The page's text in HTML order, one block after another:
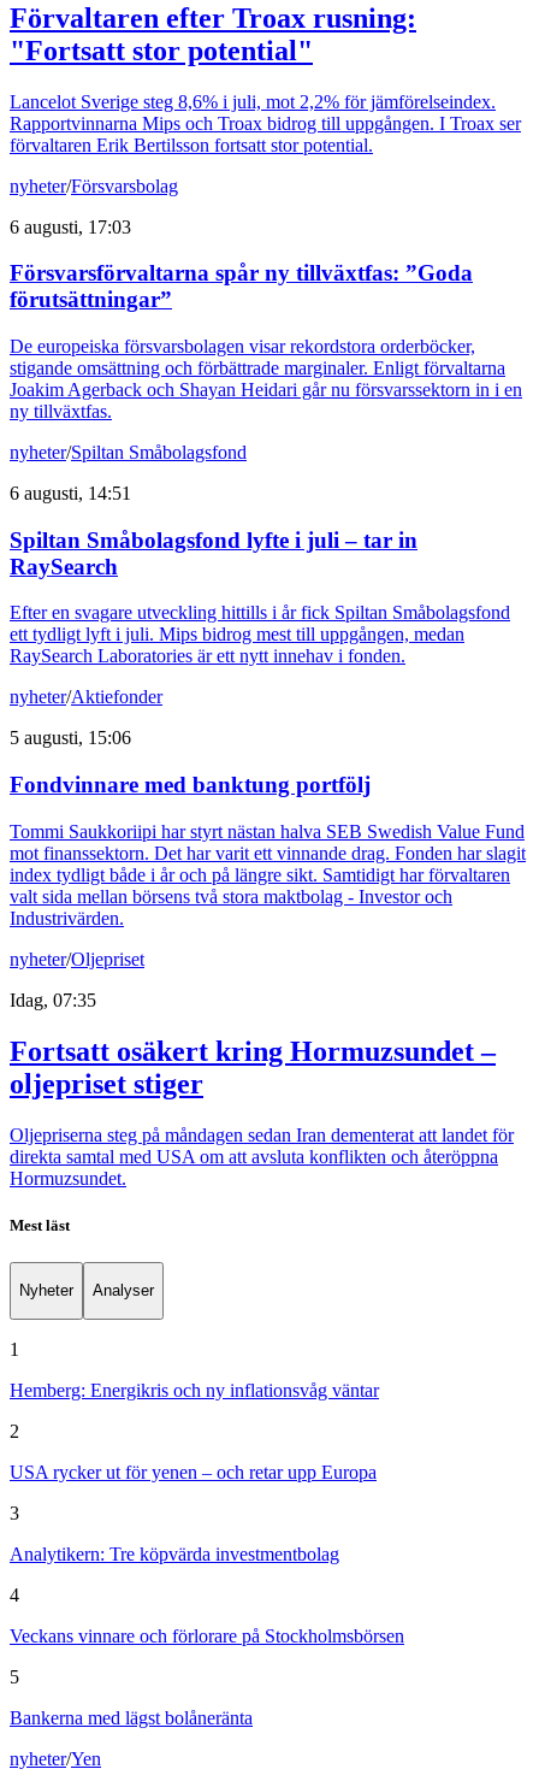
Förvaltaren efter Troax rusning:
"Fortsatt stor potential"
Lancelot Sverige steg 8,6% i juli, mot 2,2% för jämförelseindex.
Rapportvinnarna Mips och Troax bidrog till uppgången. I Troax ser
förvaltaren Erik Bertilsson fortsatt stor potential.
nyheter/Försvarsbolag
6 augusti, 17:03
Försvarsförvaltarna spår ny tillväxtfas: ”Goda
förutsättningar”
De europeiska försvarsbolagen visar rekordstora orderböcker,
stigande omsättning och förbättrade marginaler. Enligt förvaltarna
Joakim Agerback och Shayan Heidari går nu försvarssektorn in i en
ny tillväxtfas.
nyheter/Spiltan Småbolagsfond
6 augusti, 14:51
Spiltan Småbolagsfond lyfte i juli – tar in
RaySearch
Efter en svagare utveckling hittills i år fick Spiltan Småbolagsfond
ett tydligt lyft i juli. Mips bidrog mest till uppgången, medan
RaySearch Laboratories är ett nytt innehav i fonden.
nyheter/Aktiefonder
5 augusti, 15:06
Fondvinnare med banktung portfölj
Tommi Saukkoriipi har styrt nästan halva SEB Swedish Value Fund
mot finanssektorn. Det har varit ett vinnande drag. Fonden har slagit
index tydligt både i år och på längre sikt. Samtidigt har förvaltaren
valt sida mellan börsens två stora maktbolag - Investor och
Industrivärden.
nyheter/Oljepriset
Idag, 07:35
Fortsatt osäkert kring Hormuzsundet –
oljepriset stiger
Oljepriserna steg på måndagen sedan Iran dementerat att landet för
direkta samtal med USA om att avsluta konflikten och återöppna
Hormuzsundet.
Mest läst
Nyheter Analyser
1
Hemberg: Energikris och ny inflationsvåg väntar
2
USA rycker ut för yenen – och retar upp Europa
3
Analytikern: Tre köpvärda investmentbolag
4
Veckans vinnare och förlorare på Stockholmsbörsen
5
Bankerna med lägst bolåneränta
nyheter/Yen